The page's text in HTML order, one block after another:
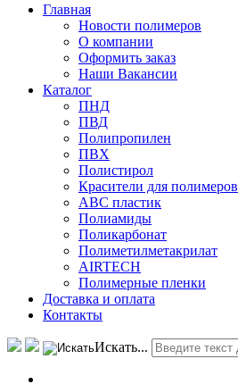
Главная
Новости полимеров
О компании
Оформить заказ
Наши Вакансии
Каталог
ПНД
ПВД
Полипропилен
ПВХ
Полистирол
Красители для полимеров
АВС пластик
Полиамиды
Поликарбонат
Полиметилметакрилат
AIRTECH
Полимерные пленки
Доставка и оплата
Контакты
Искать...